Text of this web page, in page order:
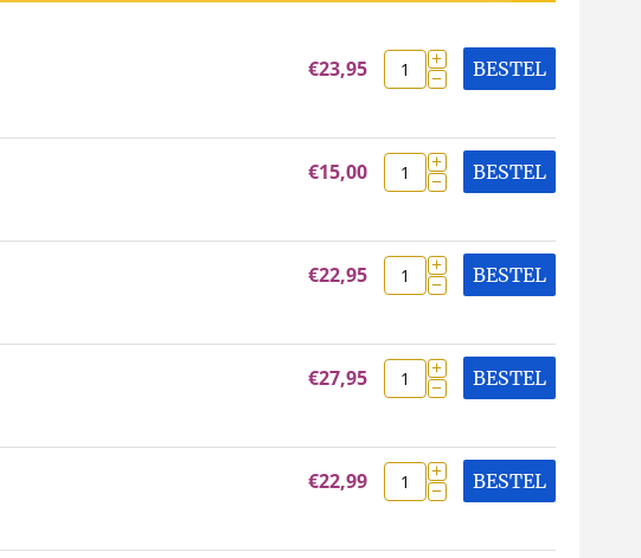
€23,95 +
− BESTEL
€15,00 +
− BESTEL
€22,95 +
− BESTEL
€27,95 +
− BESTEL
€22,99 +
− BESTEL